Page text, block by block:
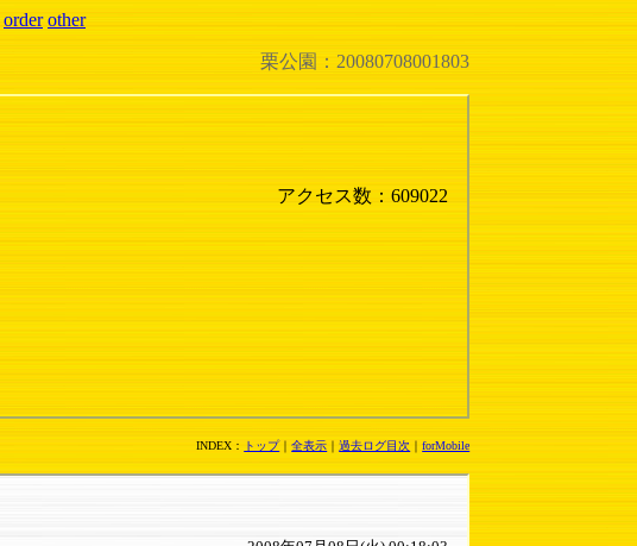
order other
栗公園：20080708001803
アクセス数：609022
INDEX： トップ｜全表示 ｜過去ログ目次 ｜forMobile